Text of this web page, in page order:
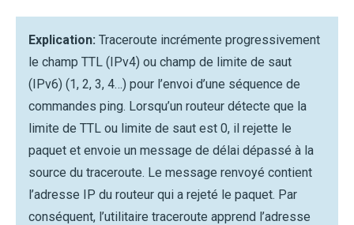
Explication: Traceroute incrémente progressivement
le champ TTL (IPv4) ou champ de limite de saut
(IPv6) (1, 2, 3, 4…) pour l’envoi d’une séquence de
commandes ping. Lorsqu’un routeur détecte que la
limite de TTL ou limite de saut est 0, il rejette le
paquet et envoie un message de délai dépassé à la
source du traceroute. Le message renvoyé contient
l’adresse IP du routeur qui a rejeté le paquet. Par
conséquent, l’utilitaire traceroute apprend l’adresse